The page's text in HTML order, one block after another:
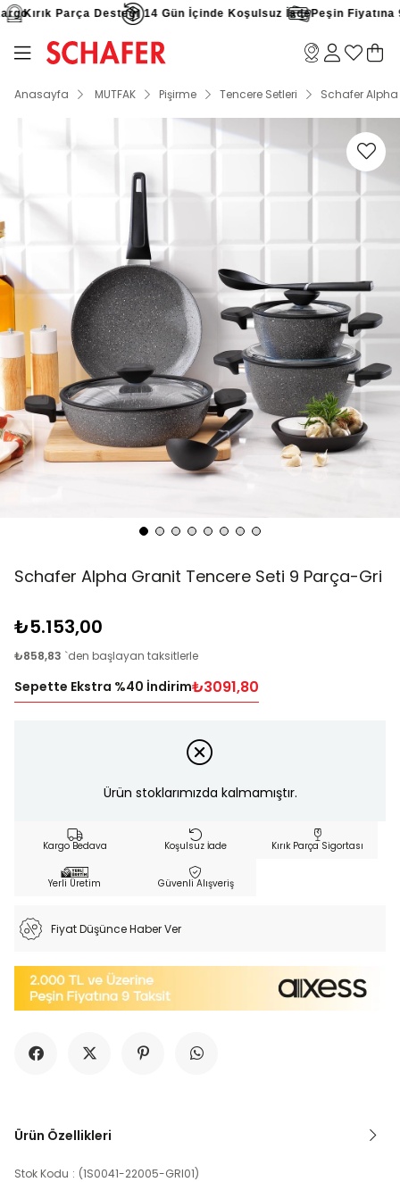
Kırık Parça Desteği 14 Gün İçinde Koşulsuz İadePeşin Fiyatına 9
Anasayfa MUTFAK Pişirme Tencere Setleri Schafer
Schafer Alpha Granit Tencere Seti 9 Parça-Gri
₺5.153,00
₺858,83 `den başlayan taksitlerle
Sepette Ekstra %40 İndirim₺3091,80
Ürün stoklarımızda kalmamıştır.
Kargo Bedava Koşulsuz İade Kırık Parça Sigortası
Yerli Üretim Güvenli Alışveriş
Fiyat Düşünce Haber Ver
Ürün Özellikleri
Stok Kodu
(1S0041-22005-GRI01)